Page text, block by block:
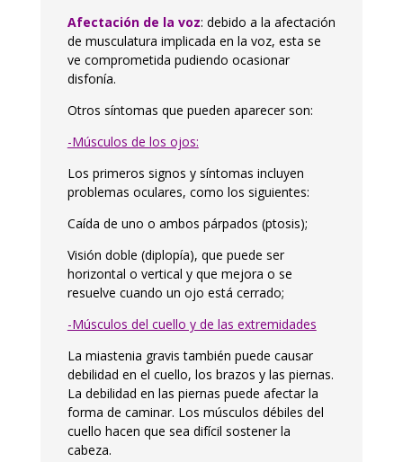
Afectación de la voz: debido a la afectación
de musculatura implicada en la voz, esta se
ve comprometida pudiendo ocasionar
disfonía.
Otros síntomas que pueden aparecer son:
-Músculos de los ojos:
Los primeros signos y síntomas incluyen
problemas oculares, como los siguientes:
Caída de uno o ambos párpados (ptosis);
Visión doble (diplopía), que puede ser
horizontal o vertical y que mejora o se
resuelve cuando un ojo está cerrado;
-Músculos del cuello y de las extremidades
La miastenia gravis también puede causar
debilidad en el cuello, los brazos y las piernas.
La debilidad en las piernas puede afectar la
forma de caminar. Los músculos débiles del
cuello hacen que sea difícil sostener la
cabeza.